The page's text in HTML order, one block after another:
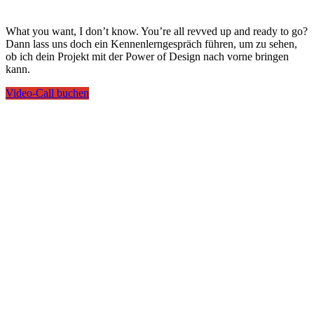
What you want, I don’t know. You’re all revved up and ready to go?
Dann lass uns doch ein Kennenlerngespräch führen, um zu sehen,
ob ich dein Projekt mit der Power of Design nach vorne bringen
kann.
Video-Call buchen